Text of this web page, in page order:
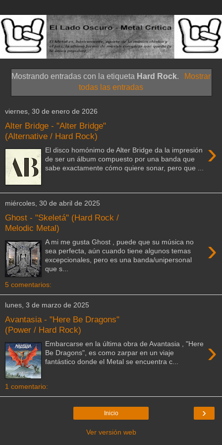
Mostrando entradas con la etiqueta Hard Rock.
Mostrar
todas las entradas
viernes, 30 de enero de 2026
Alter Bridge - "Alter Bridge"
(Alternative / Hard Rock)
›
El disco homónimo de Alter Bridge da la impresión
de ser un álbum compuesto por una banda que
sabe exactamente cómo quiere sonar, pero que ...
miércoles, 30 de abril de 2025
Ghost - "Skeletá" (Hard Rock /
Melodic Metal)
›
A mi me gusta Ghost , puede que su música no
sea perfecta, aún cuando tiene algunos temas
excepcionales, pero es una banda/unipersonal
que s...
5 comentarios:
lunes, 3 de marzo de 2025
Avantasia - "Here Be Dragons"
(Power / Hard Rock)
›
Embarcarse en la última obra de Avantasia , "Here
Be Dragons", es como zarpar en un viaje
fantástico donde el Metal se encuentra c...
1 comentario:
›
Inicio
Ver versión web